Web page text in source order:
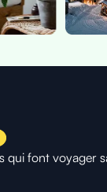
qui font voyager